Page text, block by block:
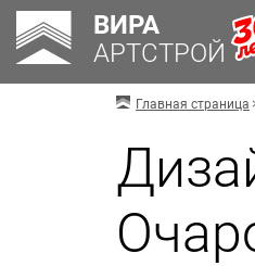
ВИРА
АРТСТРОЙ
Главная страница